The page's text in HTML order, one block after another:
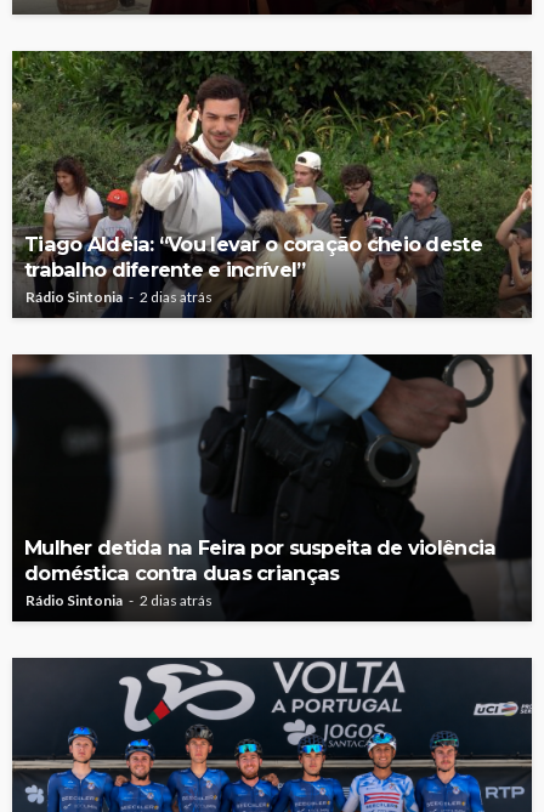
Tiago Aldeia: “Vou levar o coração cheio deste
trabalho diferente e incrível”
Rádio Sintonia 2 dias atrás
Mulher detida na Feira por suspeita de violência
doméstica contra duas crianças
Rádio Sintonia 2 dias atrás